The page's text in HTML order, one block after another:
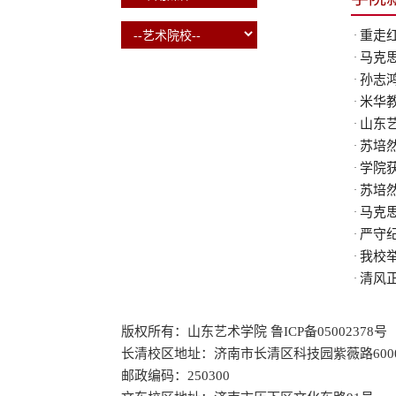
· 重走
· 马克
· 孙志
· 米华
· 山东
· 苏培
· 学院
· 苏培
· 马克
· 严守
· 我校
· 清风
版权所有：山东艺术学院 鲁ICP备05002378号
长清校区地址：济南市长清区科技园紫薇路
邮政编码：250300